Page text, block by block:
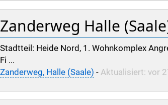
Zanderweg Halle
Stadtteil: Heide Nord, 1. Wohnkomplex
Fi ...
Zanderweg, Halle (Saale) - Aktualisiert: vor